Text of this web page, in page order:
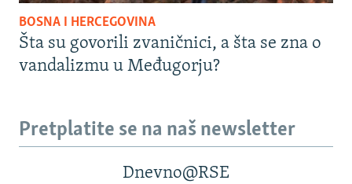
BOSNA I HERCEGOVINA
Šta su govorili zvaničnici, a šta se zna o
vandalizmu u Međugorju?
Pretplatite se na naš newsletter
Dnevno@RSE